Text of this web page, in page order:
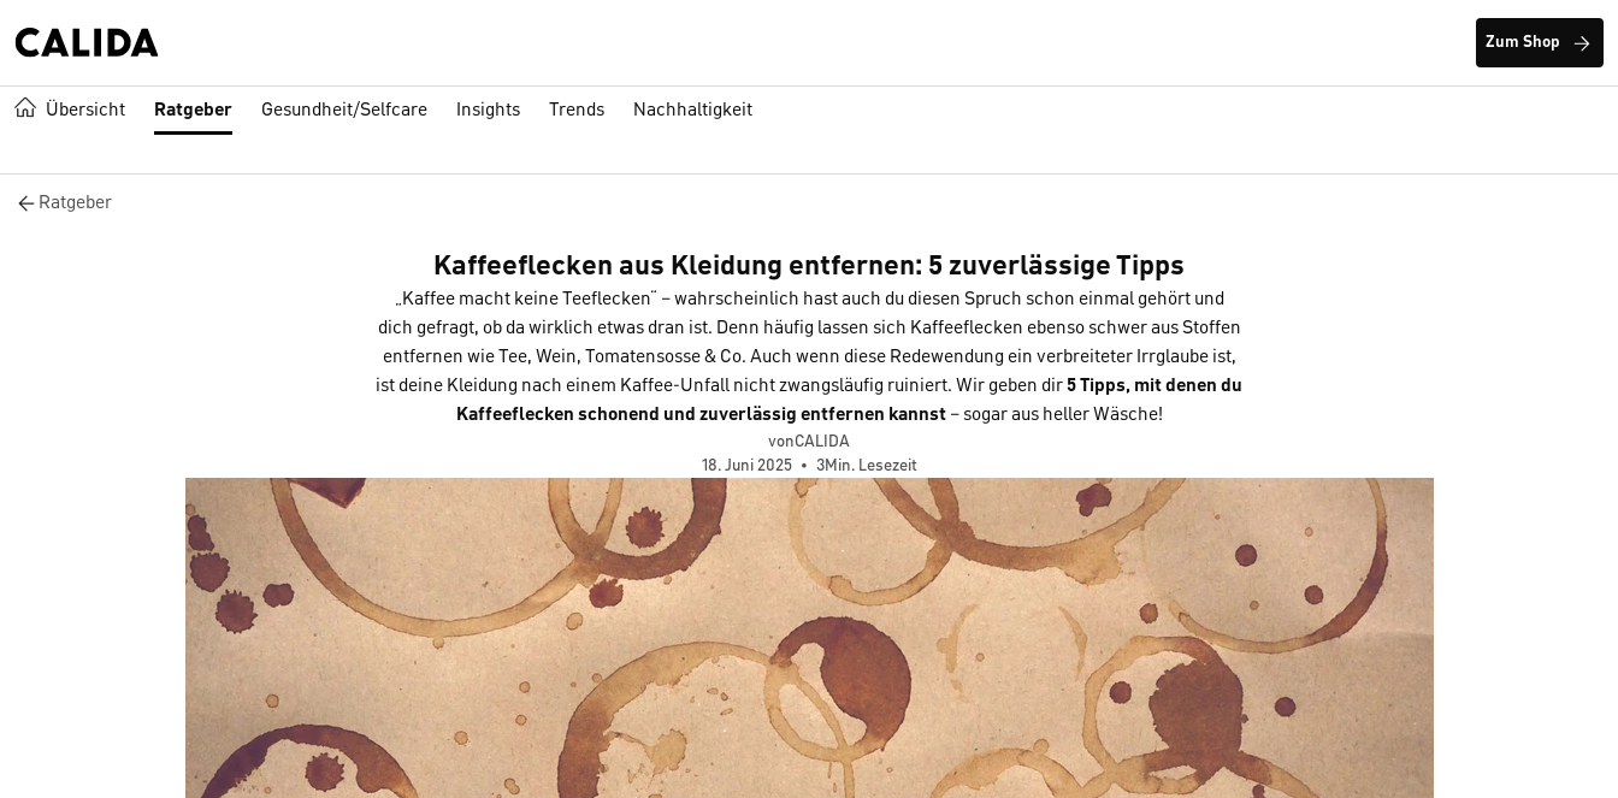
Zum Shop
Übersicht Ratgeber Gesundheit/Selfcare Insights Trends Nachhaltigkeit
Ratgeber
Kaffeeflecken aus Kleidung entfernen: 5 zuverlässige Tipps
„Kaffee macht keine Teeflecken“ – wahrscheinlich hast auch du diesen Spruch schon einmal gehört und
dich gefragt, ob da wirklich etwas dran ist. Denn häufig lassen sich Kaffeeflecken ebenso schwer aus Stoffen
entfernen wie Tee, Wein, Tomatensosse & Co. Auch wenn diese Redewendung ein verbreiteter Irrglaube ist,
ist deine Kleidung nach einem Kaffee-Unfall nicht zwangsläufig ruiniert. Wir geben dir5 Tipps, mit denen du
Kaffeeflecken schonend und zuverlässig entfernen kannst– sogar aus heller Wäsche!
vonCALIDA
18. Juni 2025
• 3Min. Lesezeit